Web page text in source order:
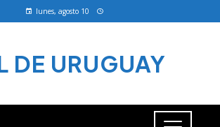
lunes, agosto 10
DE URUGUAY